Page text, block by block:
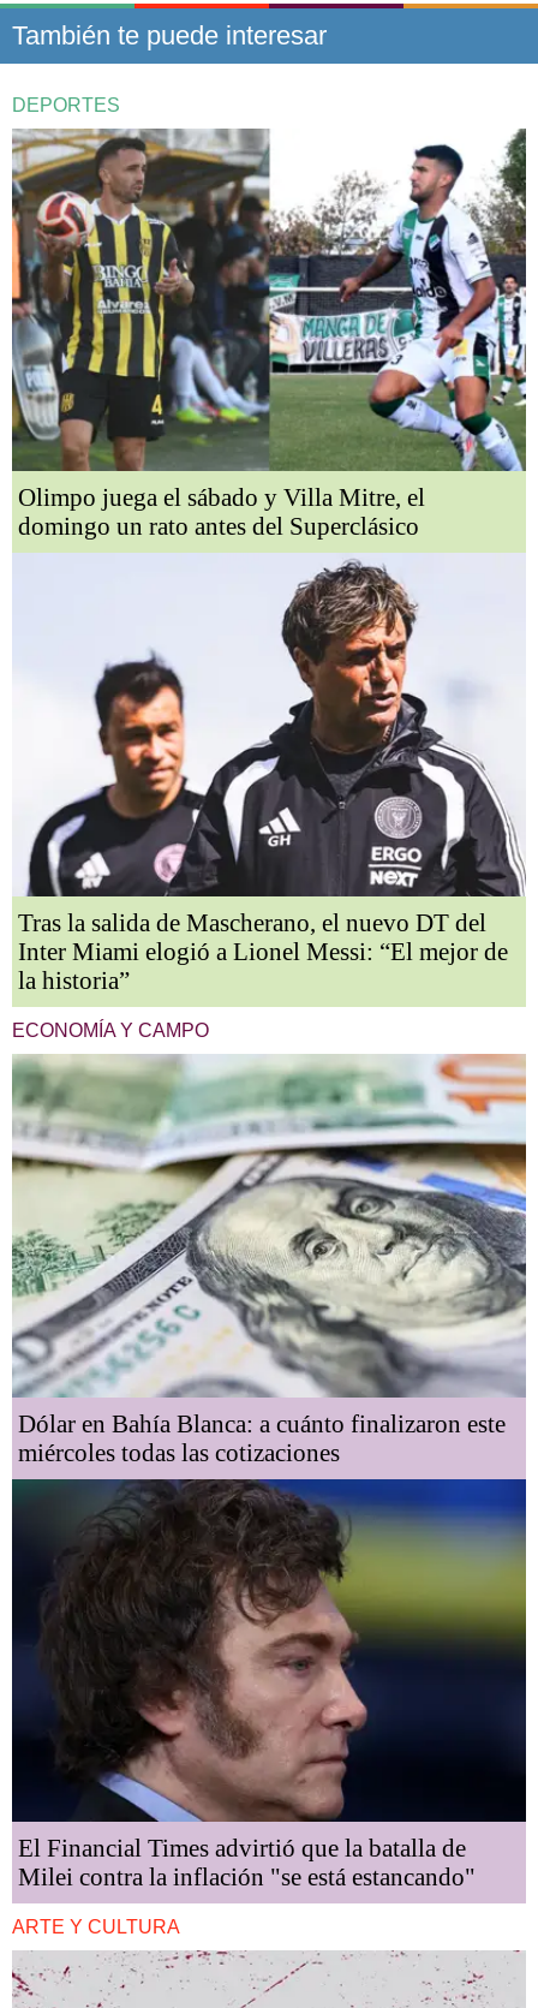
También te puede interesar
DEPORTES
Olimpo juega el sábado y Villa Mitre, el
domingo un rato antes del Superclásico
Tras la salida de Mascherano, el nuevo DT del
Inter Miami elogió a Lionel Messi: “El mejor de
la historia”
ECONOMÍA Y CAMPO
Dólar en Bahía Blanca: a cuánto finalizaron este
miércoles todas las cotizaciones
El Financial Times advirtió que la batalla de
Milei contra la inflación "se está estancando"
ARTE Y CULTURA